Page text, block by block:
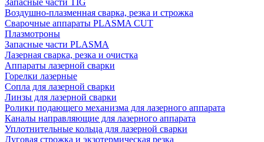
Запасные части TIG
Воздушно-плазменная сварка, резка и строжка
Сварочные аппараты PLASMA CUT
Плазмотроны
Запасные части PLASMA
Лазерная сварка, резка и очистка
Аппараты лазерной сварки
Горелки лазерные
Сопла для лазерной сварки
Линзы для лазерной сварки
Ролики подающего механизма для лазерного аппарата
Каналы направляющие для лазерного аппарата
Уплотнительные кольца для лазерной сварки
Дуговая строжка и экзотермическая резка